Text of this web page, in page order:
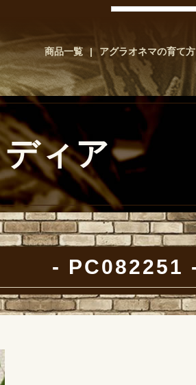
商品一覧 アグラオネマの育て方
ィア
PC082251